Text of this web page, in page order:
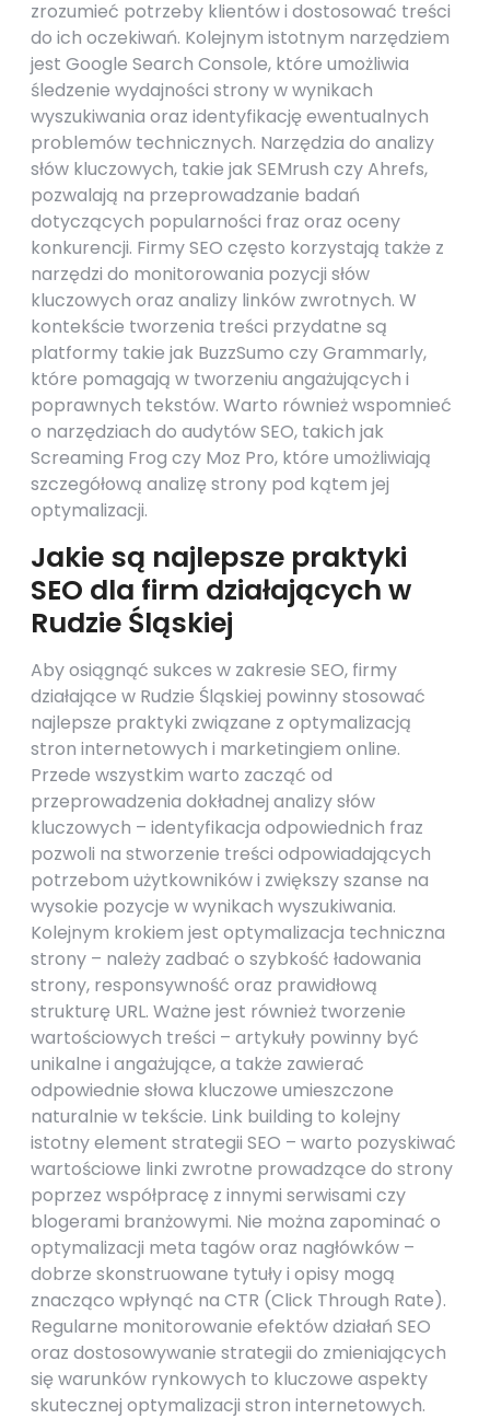
zrozumieć potrzeby klientów i dostosować treści
do ich oczekiwań. Kolejnym istotnym narzędziem
jest Google Search Console, które umożliwia
śledzenie wydajności strony w wynikach
wyszukiwania oraz identyfikację ewentualnych
problemów technicznych. Narzędzia do analizy
słów kluczowych, takie jak SEMrush czy Ahrefs,
pozwalają na przeprowadzanie badań
dotyczących popularności fraz oraz oceny
konkurencji. Firmy SEO często korzystają także z
narzędzi do monitorowania pozycji słów
kluczowych oraz analizy linków zwrotnych. W
kontekście tworzenia treści przydatne są
platformy takie jak BuzzSumo czy Grammarly,
które pomagają w tworzeniu angażujących i
poprawnych tekstów. Warto również wspomnieć
o narzędziach do audytów SEO, takich jak
Screaming Frog czy Moz Pro, które umożliwiają
szczegółową analizę strony pod kątem jej
optymalizacji.
Jakie są najlepsze praktyki
SEO dla firm działających w
Rudzie Śląskiej
Aby osiągnąć sukces w zakresie SEO, firmy
działające w Rudzie Śląskiej powinny stosować
najlepsze praktyki związane z optymalizacją
stron internetowych i marketingiem online.
Przede wszystkim warto zacząć od
przeprowadzenia dokładnej analizy słów
kluczowych – identyfikacja odpowiednich fraz
pozwoli na stworzenie treści odpowiadających
potrzebom użytkowników i zwiększy szanse na
wysokie pozycje w wynikach wyszukiwania.
Kolejnym krokiem jest optymalizacja techniczna
strony – należy zadbać o szybkość ładowania
strony, responsywność oraz prawidłową
strukturę URL. Ważne jest również tworzenie
wartościowych treści – artykuły powinny być
unikalne i angażujące, a także zawierać
odpowiednie słowa kluczowe umieszczone
naturalnie w tekście. Link building to kolejny
istotny element strategii SEO – warto pozyskiwać
wartościowe linki zwrotne prowadzące do strony
poprzez współpracę z innymi serwisami czy
blogerami branżowymi. Nie można zapominać o
optymalizacji meta tagów oraz nagłówków –
dobrze skonstruowane tytuły i opisy mogą
znacząco wpłynąć na CTR (Click Through Rate).
Regularne monitorowanie efektów działań SEO
oraz dostosowywanie strategii do zmieniających
się warunków rynkowych to kluczowe aspekty
skutecznej optymalizacji stron internetowych.